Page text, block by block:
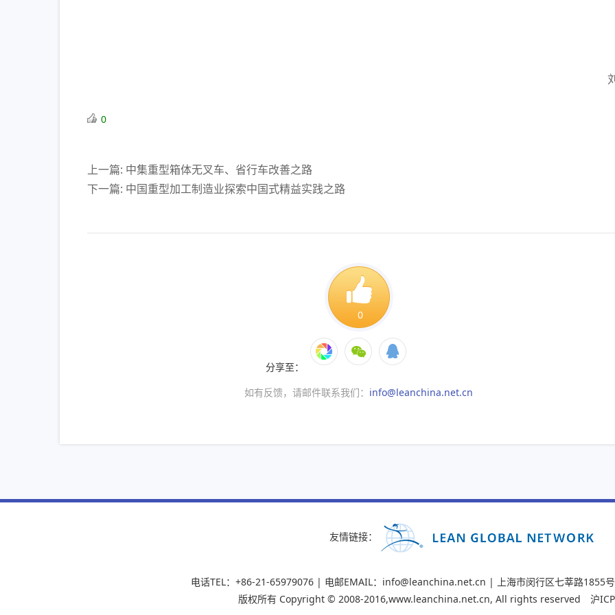
0
上一篇: 中集重型箱体无叉车、省行车改善之路
下一篇: 中国重型加工制造业探索中国式精益实践之路
0
分享至：
如有反馈，请邮件联系我们： info@leanchina.net.cn
友情链接：
电话TEL：+86-21-65979076 | 电邮EMAIL：info@leanchina.net.cn | 上海市闵行区七莘路1855
版权所有 Copyright © 2008-2016,www.leanchina.net.cn, All rights reserved
沪